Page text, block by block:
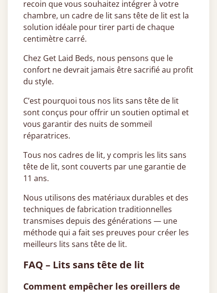
recoin que vous souhaitez intégrer à votre
chambre, un cadre de lit sans tête de lit est la
solution idéale pour tirer parti de chaque
centimètre carré.
Chez Get Laid Beds, nous pensons que le
confort ne devrait jamais être sacrifié au profit
du style.
C’est pourquoi tous nos lits sans tête de lit
sont conçus pour offrir un soutien optimal et
vous garantir des nuits de sommeil
réparatrices.
Tous nos cadres de lit, y compris les lits sans
tête de lit, sont couverts par une garantie de
11 ans.
Nous utilisons des matériaux durables et des
techniques de fabrication traditionnelles
transmises depuis des générations — une
méthode qui a fait ses preuves pour créer les
meilleurs lits sans tête de lit.
FAQ – Lits sans tête de lit
Comment empêcher les oreillers de